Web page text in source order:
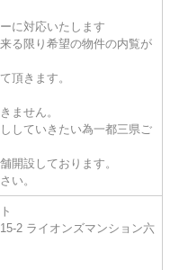
に対応いたします
る限り希望の物件の内覧が
頂きます。
ません。
していきたい為一都三県ご
開設しております。
い。
2 ライオンズマンション六